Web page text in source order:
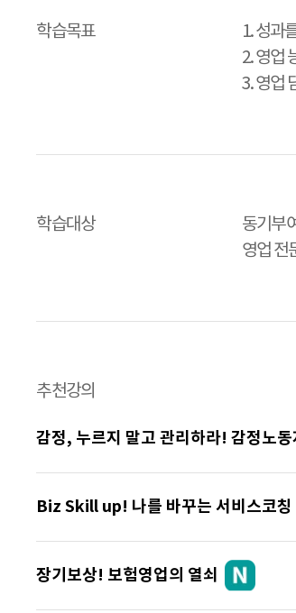
학습목표
1. 성과
2. 영업
3. 영업
학습대상
동기부
영업 전
추천강의
감정, 누르지 말고 관리하라! 감정노동
Biz Skill up! 나를 바꾸는 서비스코칭
장기보상! 보험영업의 열쇠